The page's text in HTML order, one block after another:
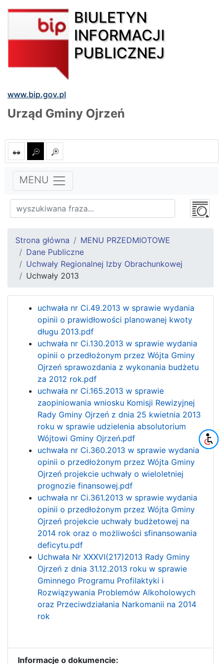
BIULETYN
INFORMACJI
PUBLICZNEJ
www.bip.gov.pl
Urząd Gminy Ojrzeń
MENU
Strona główna
MENU PRZEDMIOTOWE
Dane Publiczne
Uchwały Regionalnej Izby Obrachunkowej
Uchwały 2013
uchwała nr Ci.49.2013 w sprawie wydania
opinii o prawidłowości planowanej kwoty
długu 2013.pdf
uchwała nr Ci.130.2013 w sprawie wydania
opinii o przedłożonym przez Wójta Gminy
Ojrzeń sprawozdania z wykonania budżetu
za 2012 rok.pdf
uchwała nr Ci.165.2013 w sprawie
zaopiniowania wniosku Komisji Rewizyjnej
Rady Gminy Ojrzeń z dnia 25 kwietnia 2013
roku w sprawie udzielenia absolutorium
Wójtowi Gminy Ojrzeń.pdf
uchwała nr Ci.360.2013 w sprawie wydania
opinii o przedłożonym przez Wójta Gminy
Ojrzeń projekcie uchwały o wieloletniej
prognozie finansowej.pdf
uchwała nr Ci.361.2013 w sprawie wydania
opinii o przedłożonym przez Wójta Gminy
Ojrzeń projekcie uchwały budżetowej na
2014 rok oraz o możliwości sfinansowania
deficytu.pdf
Uchwała Nr XXXVI(217)2013 Rady Gminy
Ojrzeń z dnia 31.12.2013 roku w sprawie
Gminnego Programu Profilaktyki i
Rozwiązywania Problemów Alkoholowych
oraz Przeciwdziałania Narkomanii na 2014
rok
Informacje o dokumencie: